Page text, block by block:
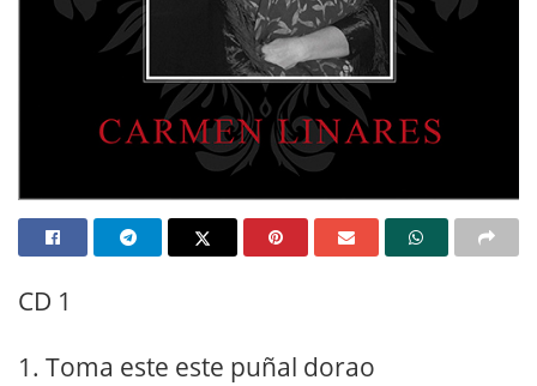
CD 1
1. Toma este este puñal dorao